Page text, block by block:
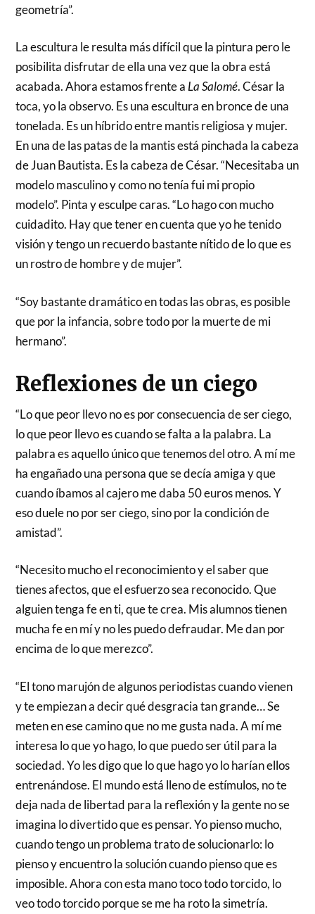
geometría”.
La escultura le resulta más difícil que la pintura pero le
posibilita disfrutar de ella una vez que la obra está
acabada. Ahora estamos frente aLa Salomé. César la
toca, yo la observo. Es una escultura en bronce de una
tonelada. Es un híbrido entre mantis religiosa y mujer.
En una de las patas de la mantis está pinchada la cabeza
de Juan Bautista. Es la cabeza de César. “Necesitaba un
modelo masculino y como no tenía fui mi propio
modelo”. Pinta y esculpe caras. “Lo hago con mucho
cuidadito. Hay que tener en cuenta que yo he tenido
visión y tengo un recuerdo bastante nítido de lo que es
un rostro de hombre y de mujer”.
“Soy bastante dramático en todas las obras, es posible
que por la infancia, sobre todo por la muerte de mi
hermano”.
Reflexiones de un ciego
“Lo que peor llevo no es por consecuencia de ser ciego,
lo que peor llevo es cuando se falta a la palabra. La
palabra es aquello único que tenemos del otro. A mí me
ha engañado una persona que se decía amiga y que
cuando íbamos al cajero me daba 50 euros menos. Y
eso duele no por ser ciego, sino por la condición de
amistad”.
“Necesito mucho el reconocimiento y el saber que
tienes afectos, que el esfuerzo sea reconocido. Que
alguien tenga fe en ti, que te crea. Mis alumnos tienen
mucha fe en mí y no les puedo defraudar. Me dan por
encima de lo que merezco”.
“El tono marujón de algunos periodistas cuando vienen
y te empiezan a decir qué desgracia tan grande… Se
meten en ese camino que no me gusta nada. A mí me
interesa lo que yo hago, lo que puedo ser útil para la
sociedad. Yo les digo que lo que hago yo lo harían ellos
entrenándose. El mundo está lleno de estímulos, no te
deja nada de libertad para la reflexión y la gente no se
imagina lo divertido que es pensar. Yo pienso mucho,
cuando tengo un problema trato de solucionarlo: lo
pienso y encuentro la solución cuando pienso que es
imposible. Ahora con esta mano toco todo torcido, lo
veo todo torcido porque se me ha roto la simetría.